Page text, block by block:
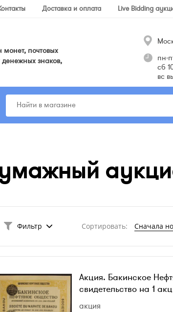
Доставка и оплата Live Bidding
монет, почтовых
знаков,
пн-
сб
вс
Фильтр Сортировать: Сначала
Акция. Бакинское
свидетельство на 1
акция